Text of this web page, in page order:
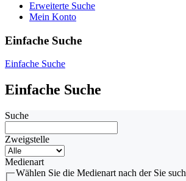
Erweiterte Suche
Mein Konto
Einfache Suche
Einfache Suche
Einfache Suche
Suche
Zweigstelle
Medienart
Wählen Sie die Medienart nach der Sie